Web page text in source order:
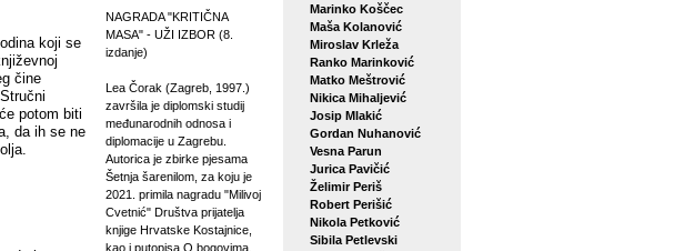
koji se
čine
potom biti
da ih se ne
NAGRADA "KRITIČNA
MASA" - UŽI IZBOR (8.
izdanje)
Lea Čorak (Zagreb, 1997.)
završila je diplomski studij
međunarodnih odnosa i
diplomacije u Zagrebu.
Autorica je zbirke pjesama
Šetnja šarenilom, za koju je
2021. primila nagradu "Milivoj
Cvetnić" Društva prijatelja
knjige Hrvatske Kostajnice,
kao i putopisa O bogovima,
Marinko Koščec
Maša Kolanović
Miroslav Krleža
Ranko Marinković
Matko Meštrović
Nikica Mihaljević
Josip Mlakić
Gordan Nuhanović
Vesna Parun
Jurica Pavičić
Želimir Periš
Robert Perišić
Nikola Petković
Sibila Petlevski